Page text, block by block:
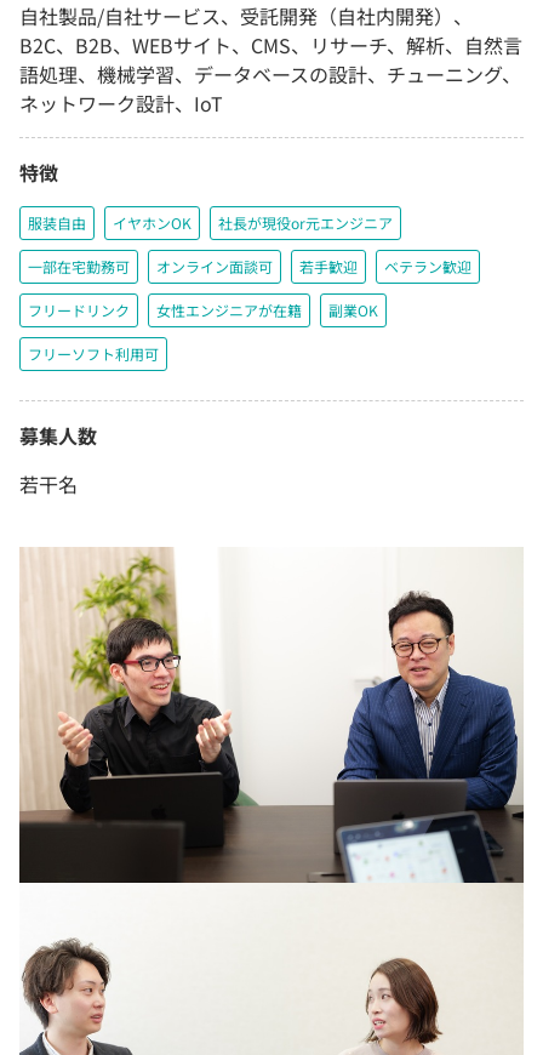
自社製品/自社サービス、受託開発（自社内開発）、
B2C、B2B、WEBサイト、CMS、リサーチ、解析、自然言
語処理、機械学習、データベースの設計、チューニング、
ネットワーク設計、IoT
特徴
服装自由 イヤホンOK 社長が現役or元エンジニア
一部在宅勤務可 オンライン面談可 若手歓迎 ベテラン歓迎
フリードリンク 女性エンジニアが在籍 副業OK
フリーソフト利用可
募集人数
若干名